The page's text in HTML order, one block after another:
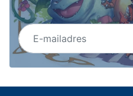
E-mailadres